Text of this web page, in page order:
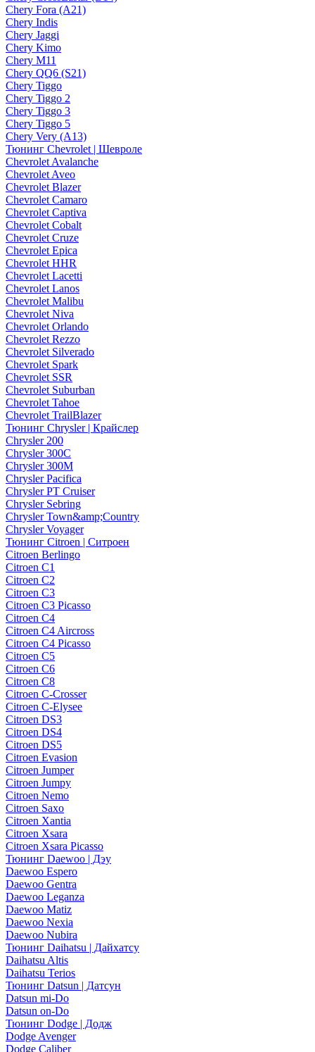
Chery Fora (A21)
Chery Indis
Chery Jaggi
Chery Kimo
Chery M11
Chery QQ6 (S21)
Chery Tiggo
Chery Tiggo 2
Chery Tiggo 3
Chery Tiggo 5
Chery Very (A13)
Тюнинг Chevrolet | Шевроле
Chevrolet Avalanche
Chevrolet Aveo
Chevrolet Blazer
Chevrolet Camaro
Chevrolet Captiva
Chevrolet Cobalt
Chevrolet Cruze
Chevrolet Epica
Chevrolet HHR
Chevrolet Lacetti
Chevrolet Lanos
Chevrolet Malibu
Chevrolet Niva
Chevrolet Orlando
Chevrolet Rezzo
Chevrolet Silverado
Chevrolet Spark
Chevrolet SSR
Chevrolet Suburban
Chevrolet Tahoe
Chevrolet TrailBlazer
Тюнинг Chrysler | Крайслер
Chrysler 200
Chrysler 300C
Chrysler 300M
Chrysler Pacifica
Chrysler PT Cruiser
Chrysler Sebring
Chrysler Town&amp;Country
Chrysler Voyager
Тюнинг Citroen | Ситроен
Citroen Berlingo
Citroen C1
Citroen C2
Citroen C3
Citroen C3 Picasso
Citroen C4
Citroen C4 Aircross
Citroen C4 Picasso
Citroen C5
Citroen C6
Citroen C8
Citroen C-Crosser
Citroen C-Elysee
Citroen DS3
Citroen DS4
Citroen DS5
Citroen Evasion
Citroen Jumper
Citroen Jumpy
Citroen Nemo
Citroen Saxo
Citroen Xantia
Citroen Xsara
Citroen Xsara Picasso
Тюнинг Daewoo | Дэу
Daewoo Espero
Daewoo Gentra
Daewoo Leganza
Daewoo Matiz
Daewoo Nexia
Daewoo Nubira
Тюнинг Daihatsu | Дайхатсу
Daihatsu Altis
Daihatsu Terios
Тюнинг Datsun | Датсун
Datsun mi-Do
Datsun on-Do
Тюнинг Dodge | Додж
Dodge Avenger
Dodge Caliber